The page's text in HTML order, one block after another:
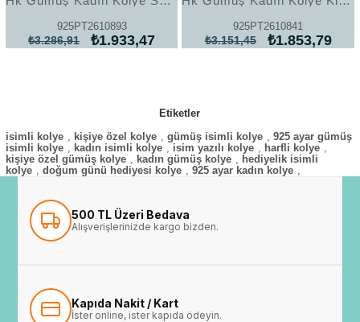
925PT2610893
₺1.933,47
₺3.286,91
925PT2610841
₺1.853,79
₺3.151,45
Etiketler
isimli kolye , kişiye özel kolye , gümüş isimli kolye , 925 ayar gümüş
isimli kolye , kadın isimli kolye , isim yazılı kolye , harfli kolye ,
kişiye özel gümüş kolye , kadın gümüş kolye , hediyelik isimli
kolye , doğum günü hediyesi kolye , 925 ayar kadın kolye ,
500 TL Üzeri Bedava
Alışverişlerinizde kargo bizden.
Kapıda Nakit / Kart
İster online, ister kapıda ödeyin.